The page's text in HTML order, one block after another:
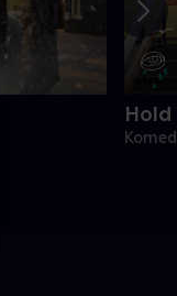
Hold